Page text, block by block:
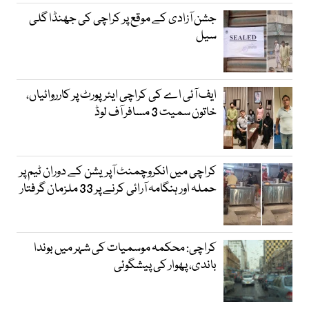
جشن آزادی کے موقع پر کراچی کی جھنڈا گلی
سیل
ایف آئی اے کی کراچی ایئرپورٹ پر کارروائیاں،
خاتون سمیت 3 مسافر آف لوڈ
کراچی میں انکروچمنٹ آپریشن کے دوران ٹیم پر
حملہ اور ہنگامہ آرائی کرنے پر 33 ملزمان گرفتار
کراچی: محکمہ موسمیات کی شہر میں بوندا
باندی، پھوار کی پیشگوئی